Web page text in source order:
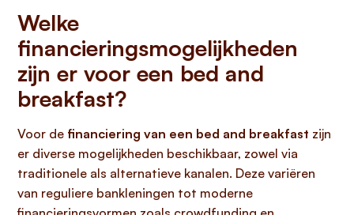
Welke
financieringsmogelijkheden
zijn er voor een bed and
breakfast?
Voor de financiering van een bed and breakfast zijn
er diverse mogelijkheden beschikbaar, zowel via
traditionele als alternatieve kanalen. Deze variëren
van reguliere bankleningen tot moderne